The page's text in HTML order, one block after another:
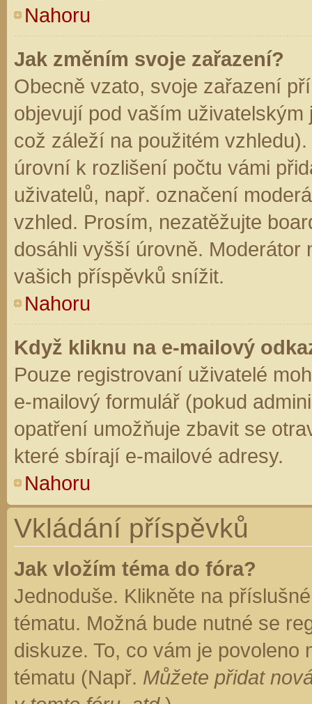
Nahoru
Jak změním svoje zařazení?
Obecně vzato, svoje zařazení
objevují pod vaším
což záleží na použitém
úrovní k rozlišení počtu vámi
uživatelů, např. označení
vzhled. Prosím, nezatěžujte
dosáhli vyšší úrovně. Moderátor
vašich příspěvků snížit.
Nahoru
Když kliknu na e-mailový
Pouze registrovaní uživatelé
e-mailový formulář (pokud
opatření umožňuje zbavit se
které sbírají e-mailové adresy.
Nahoru
Vkládání příspěvků
Jak vložím téma do fóra?
Jednoduše. Klikněte na
tématu. Možná bude nutné se
diskuze. To, co vám je
tématu (Např. Můžete přidat